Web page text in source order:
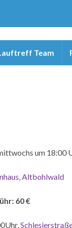
Team
um 18:00
Altbohlwald
60 €